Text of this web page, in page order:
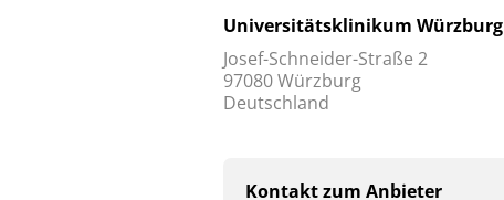
Universitätsklinikum Würzburg
Josef-Schneider-Straße 2
97080 Würzburg
Deutschland
Kontakt zum Anbieter